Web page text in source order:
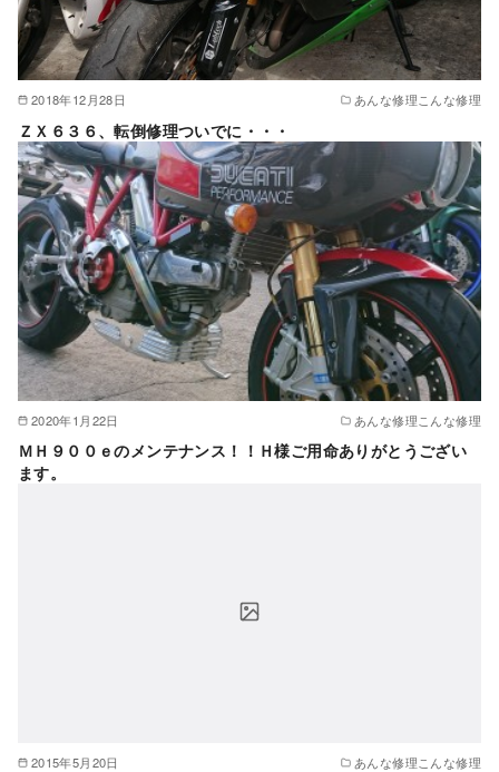
2018年12月28日 あんな修理こんな修理
ＺＸ６３６、転倒修理ついでに・・・
2020年1月22日 あんな修理こんな修理
ＭＨ９００ｅのメンテナンス！！Ｈ様ご用命ありがとうござい
ます。
2015年5月20日 あんな修理こんな修理